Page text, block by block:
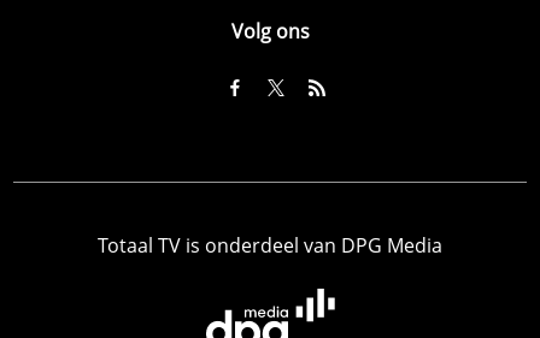
Volg ons
Totaal TV is onderdeel van DPG Media